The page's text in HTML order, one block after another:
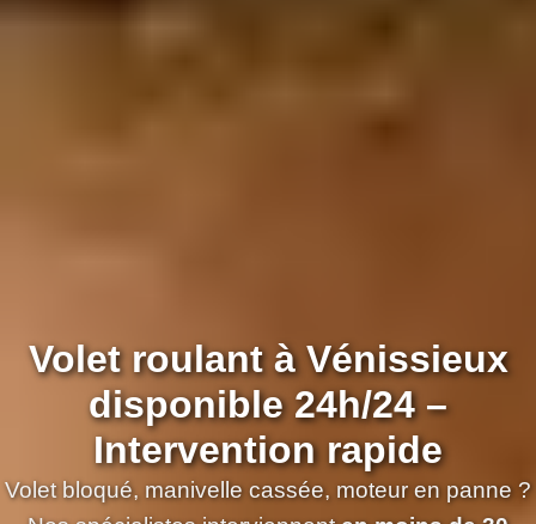
Volet roulant à Vénissieux
disponible 24h/24 –
Intervention rapide
Volet bloqué, manivelle cassée, moteur en panne ?